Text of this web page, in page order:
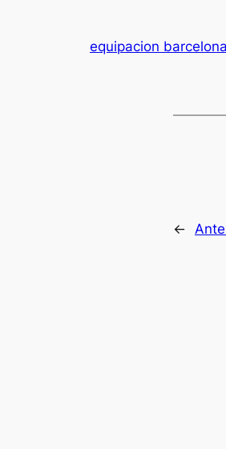
equipacion
←